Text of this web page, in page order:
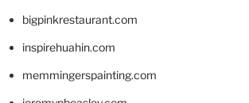
bigpinkrestaurant.com
inspirehuahin.com
memmingerspainting.com